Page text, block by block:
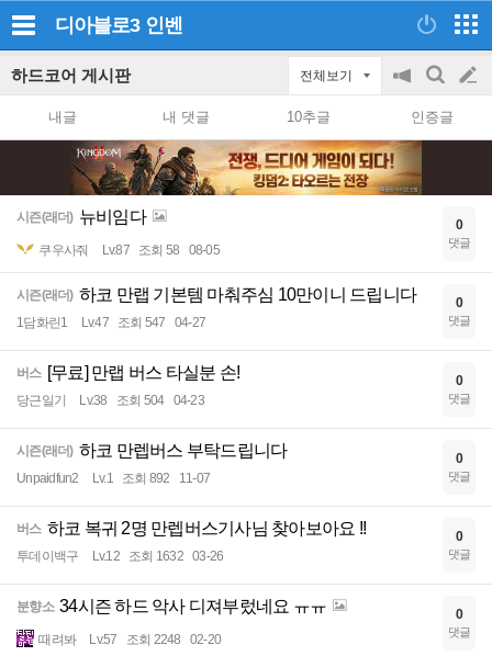
디아블로3 인벤
하드코어 게시판 전체보기
공
on/off
검
색
글
쓰
내글 내 댓글 10추글 인증글
시즌(래더) 뉴비임다
쿠우사줘 Lv.87 조회 58 08-05
0
댓글
시즌(래더) 하코 만랩 기본템 마춰주심 10만이니 드립니다
1담화린1 Lv.47 조회 547 04-27
0
댓글
버스 [무료] 만랩 버스 타실분 손!
당근일기 Lv.38 조회 504 04-23
0
댓글
시즌(래더) 하코 만렙버스 부탁드립니다
Unpaidfun2 Lv.1 조회 892 11-07
0
댓글
버스 하코 복귀 2명 만렙버스기사님 찾아보아요 !!
투데이백구 Lv.12 조회 1632 03-26
0
댓글
분향소 34시즌 하드 악사 디져부렀네요 ㅠㅠ
때려봐 Lv.57 조회 2248 02-20
0
댓글